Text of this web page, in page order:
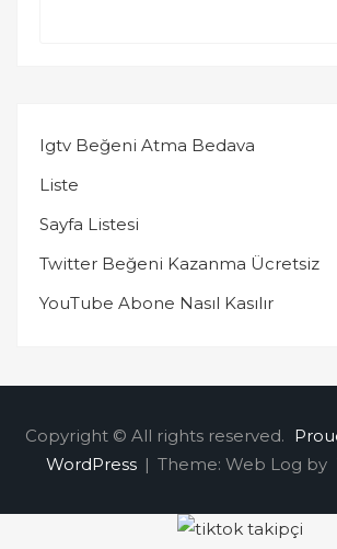
Igtv Beğeni Atma Bedava
Liste
Sayfa Listesi
Twitter Beğeni Kazanma Ücretsiz
YouTube Abone Nasıl Kasılır
Copyright © All rights reserved.
WordPress | Theme: Web Log by